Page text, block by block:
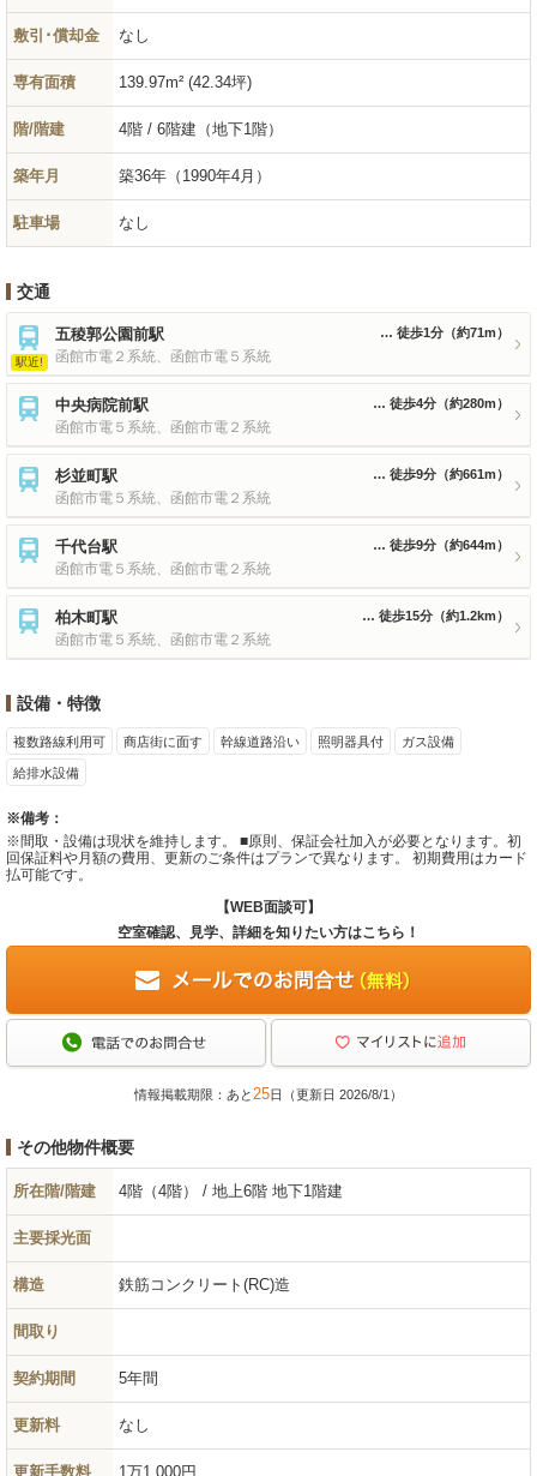
敷引･償却金 なし
専有面積 139.97m² (42.34坪)
階/階建 4階 / 6階建（地下1階）
築年月 築36年 （1990年4月）
駐車場 なし
交通
五稜郭公園前駅
函館市電２系統、函館市電５系統
駅近!
徒歩1分 （約71m）
中央病院前駅
函館市電５系統、函館市電２系統
徒歩4分 （約280m）
杉並町駅
函館市電５系統、函館市電２系統
徒歩9分 （約661m）
千代台駅
函館市電５系統、函館市電２系統
徒歩9分 （約644m）
柏木町駅
函館市電５系統、函館市電２系統
徒歩15分 （約1.2km）
設備・特徴
複数路線利用可 商店街に面す 幹線道路沿い 照明器具付 ガス設備
給排水設備
※備考：
※間取・設備は現状を維持します。 ■原則、保証会社加入が必要となります。初
回保証料や月額の費用、更新のご条件はプランで異なります。 初期費用はカード
払可能です。
【WEB面談可】
空室確認、見学、詳細を知りたい方はこちら！
情報掲載期限：あと25日（更新日 2026/8/1）
その他物件概要
所在階/階建 4階（4階） / 地上6階 地下1階建
主要採光面
構造 鉄筋コンクリート(RC)造
間取り
契約期間 5年間
更新料 なし
更新手数料 1万1,000円